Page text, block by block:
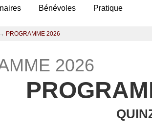
Bénévoles Pratique
→ PROGRAMME 2026
2026